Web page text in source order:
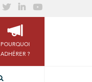
POURQUOI
ADHÉRER ?